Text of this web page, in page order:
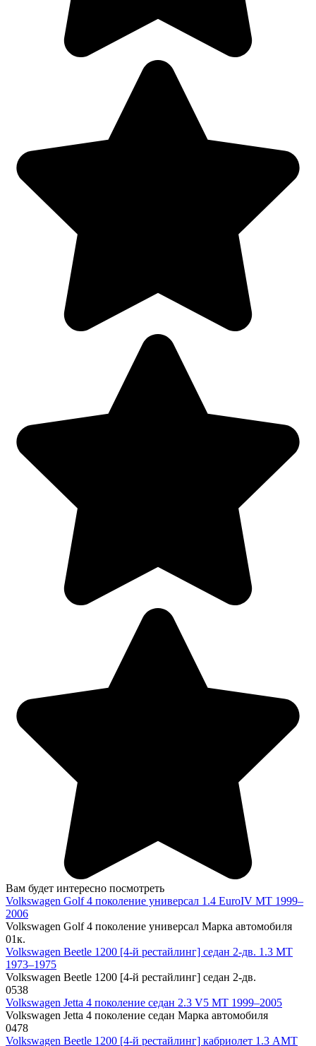
Вам будет интересно посмотреть
Volkswagen Golf 4 поколение универсал 1.4 EuroIV MT 1999–
2006
Volkswagen Golf 4 поколение универсал Марка автомобиля
01к.
Volkswagen Beetle 1200 [4-й рестайлинг] седан 2-дв. 1.3 MT
1973–1975
Volkswagen Beetle 1200 [4-й рестайлинг] седан 2-дв.
0538
Volkswagen Jetta 4 поколение седан 2.3 V5 MT 1999–2005
Volkswagen Jetta 4 поколение седан Марка автомобиля
0478
Volkswagen Beetle 1200 [4-й рестайлинг] кабриолет 1.3 AMT